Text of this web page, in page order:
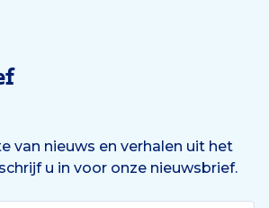
van nieuws en verhalen uit het
u in voor onze nieuwsbrief.